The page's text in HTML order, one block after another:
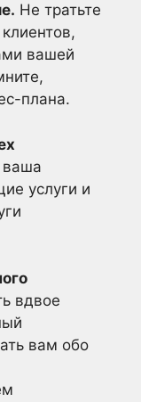
Не тратьте
вашей
плана.
ваша
услуги и
вдвое
вам обо